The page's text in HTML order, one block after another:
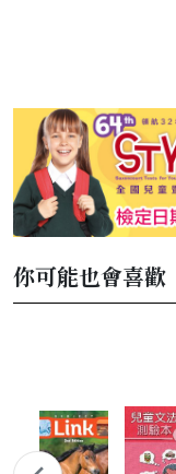
你可能也會喜歡